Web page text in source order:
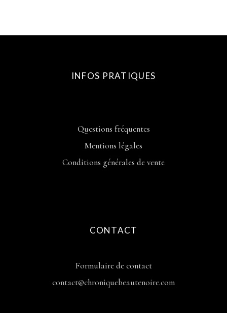
INFOS PRATIQUES
Questions fréquentes
Mentions légales
Conditions générales de vente
CONTACT
Formulaire de contact
contact@chroniquebeautenoire.com